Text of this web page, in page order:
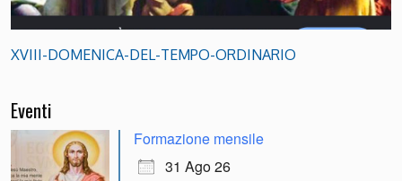
XVIII-DOMENICA-DEL-TEMPO-ORDINARIO
Eventi
Formazione mensile
31 Ago 26